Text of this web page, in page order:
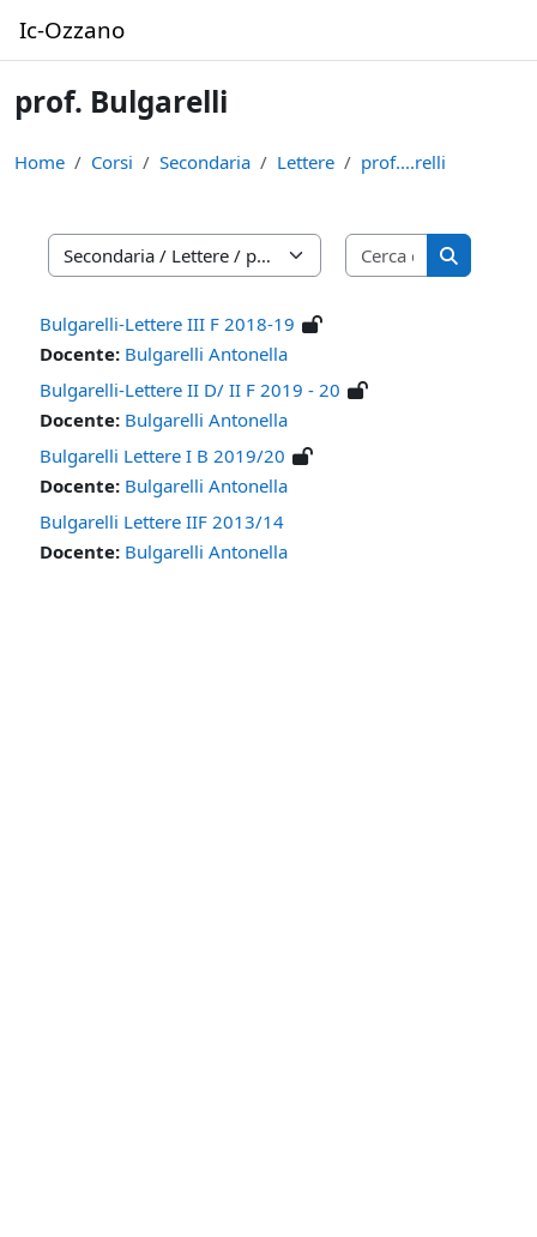
Ic-Ozzano
prof. Bulgarelli
Home Corsi Secondaria Lettere prof....relli
Categorie di corso
Cerca corsi
Cerca corsi
Bulgarelli-Lettere III F 2018-19
Docente: Bulgarelli Antonella
Bulgarelli-Lettere II D/ II F 2019 - 20
Docente: Bulgarelli Antonella
Bulgarelli Lettere I B 2019/20
Docente: Bulgarelli Antonella
Bulgarelli Lettere IIF 2013/14
Docente: Bulgarelli Antonella